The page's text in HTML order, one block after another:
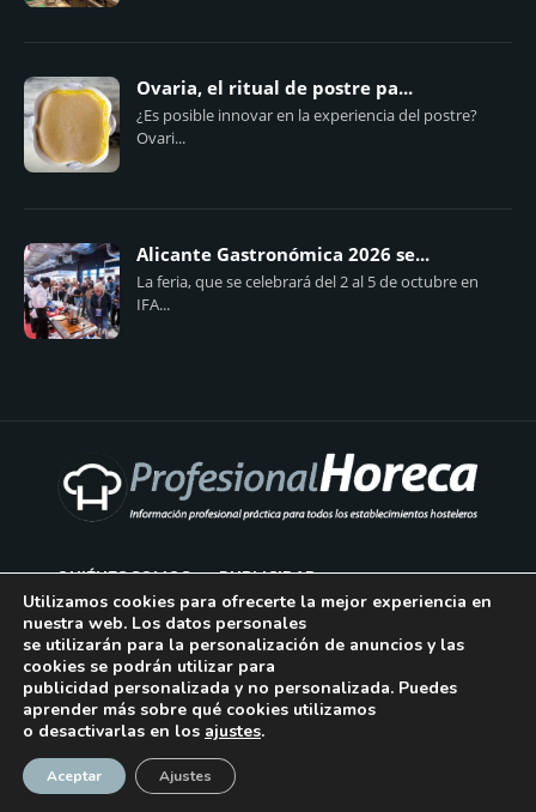
Ovaria, el ritual de postre pa...
¿Es posible innovar en la experiencia del postre?
Ovari...
Alicante Gastronómica 2026 se...
La feria, que se celebrará del 2 al 5 de octubre en
IFA...
QUIÉNES SOMOS PUBLICIDAD
AVISO LEGAL
POLÍTICA DE COOKIES
POLÍTICA DE PRIVACIDAD
CONTACTO
¡Suscríbase!
Utilizamos cookies para ofrecerte la mejor experiencia en
nuestra web. Los datos personales
se utilizarán para la personalización de anuncios y las
cookies se podrán utilizar para
publicidad personalizada y no personalizada. Puedes
aprender más sobre qué cookies utilizamos
o desactivarlas en los ajustes.
Aceptar Ajustes